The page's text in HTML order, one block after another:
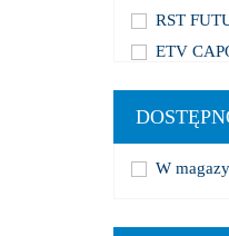
RST
ETV
SL
W